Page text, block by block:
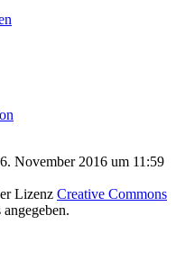
November 2016 um 11:59
Lizenz Creative Commons